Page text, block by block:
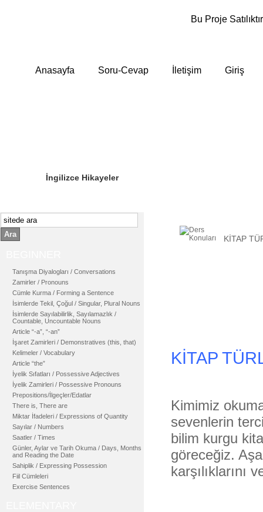
Bu Proje
Anasayfa Soru-Cevap İletişim Giriş
İngilizce Hikayeler
Ara
Tanışma Diyalogları / Conversations
Zamirler / Pronouns
Cümle Kurma / Forming a Sentence
İsimlerde Tekil, Çoğul / Singular, Plural Nouns
İsimlerde Sayılabilirlik, Sayılamazlık /
Countable, Uncountable Nouns
Article “-a”, “-an”
İşaret Zamirleri / Demonstratives (this, that)
Kelimeler / Vocabulary
Article “the”
İyelik Sıfatları / Possessive Adjectives
İyelik Zamirleri / Possessive Pronouns
Prepositions/İlgeçler/Edatlar
There is, There are
Miktar İfadeleri / Expressions of Quantity
Sayılar / Numbers
Saatler / Times
Günler, Aylar ve Tarih Okuma / Days, Months
and Reading the Date
Sahiplik / Expressing Possession
Fiil Cümleleri
Exercise Sentences
KİTAP
KİTAP
Kimimiz
sevenlerin
bilim kurgu
göreceğiz.
karşılıklarını